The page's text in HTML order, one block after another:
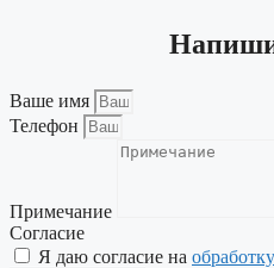
Ваше имя
Телефон
Примечание
Согласие
Я даю согласие на